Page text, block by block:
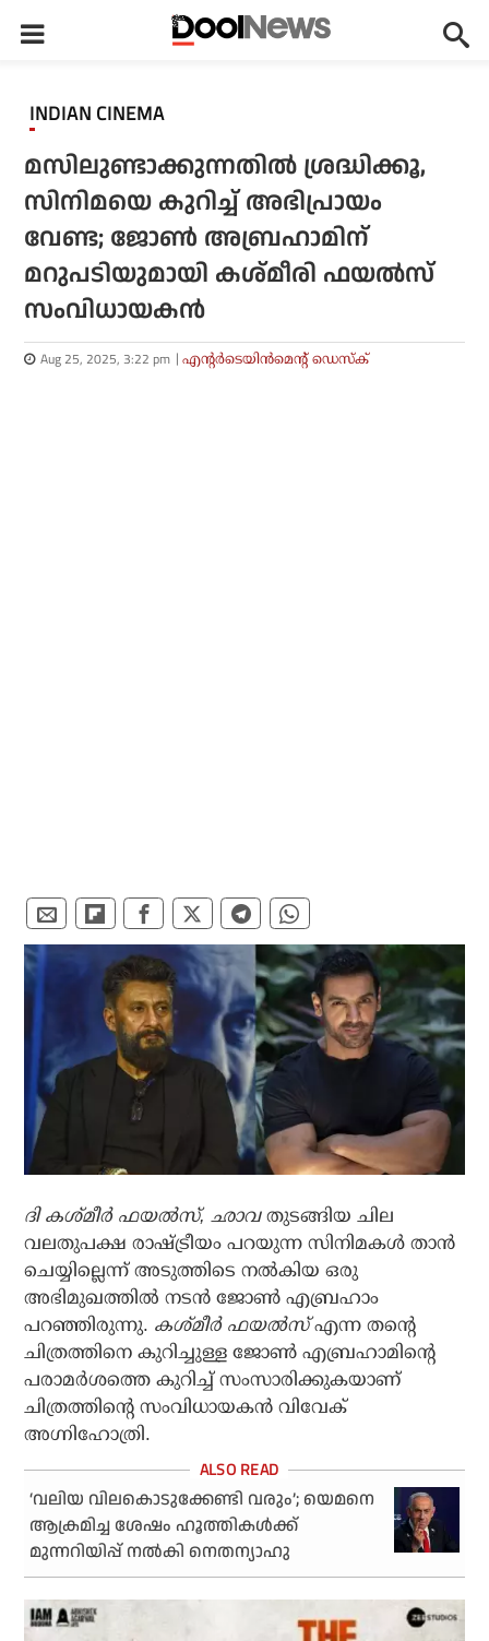
INDIAN CINEMA
മസിലുണ്ടാക്കുന്നതിൽ ശ്രദ്ധിക്കൂ,
സിനിമയെ കുറിച്ച് അഭിപ്രായം
വേണ്ട; ജോൺ അബ്രഹാമിന്
മറുപടിയുമായി കശ്മീരി ഫയൽസ്
സംവിധായകൻ
Aug 25, 2025, 3:22 pm എന്റര്‍ടെയിന്‍മെന്റ് ഡെസ്‌ക്
ദി കശ്മീർ ഫയൽസ്, ഛാവതുടങ്ങിയ ചില
വലതുപക്ഷ രാഷ്ട്രീയം പറയുന്ന സിനിമകൾ താൻ
ചെയ്യില്ലെന്ന് അടുത്തിടെ നൽകിയ ഒരു
അഭിമുഖത്തിൽ നടൻ ജോൺ എബ്രഹാം
പറഞ്ഞിരുന്നു. കശ്മീർ ഫയൽസ്എന്ന തന്റെ
ചിത്രത്തിനെ കുറിച്ചുള്ള ജോൺ എബ്രഹാമിന്റെ
പരാമർശത്തെ കുറിച്ച് സംസാരിക്കുകയാണ്
ചിത്രത്തിന്റെ സംവിധായകൻ വിവേക് ​​
അഗ്നിഹോത്രി.
‘വലിയ വിലകൊടുക്കേണ്ടി വരും’; യെമനെ
ആക്രമിച്ച ശേഷം ഹൂത്തികൾക്ക്
മുന്നറിയിപ്പ് നൽകി നെതന്യാഹു